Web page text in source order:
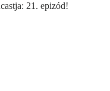
21. epizód!